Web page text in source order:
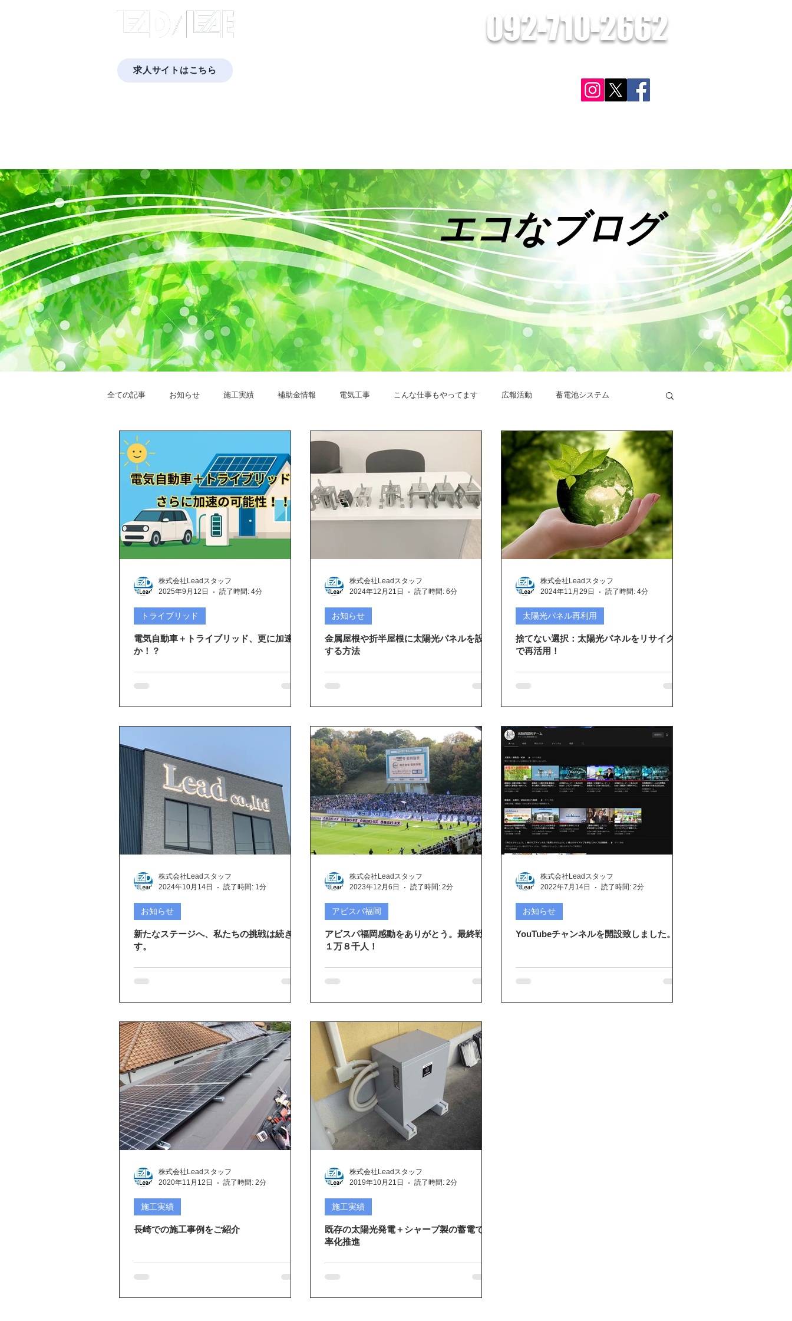
092-710-2662
求人サイトはこちら
エコなブログ
全ての記事 お知らせ 施工実績 補助金情報 電気工事 こんな仕事もやってます 広報活動 蓄電池システム
太陽光発電システム エコキュート カーポート設置 田淵電機
ウッドデッキ設置 ニチコンの蓄電池 ソーラーカーポート 工場に設置 プライバシーポリシー シャープ蓄電池
三菱エコキュート 創蓄連携システム EIBS7 山復興プロジェクト
IHクッキングヒーター 折版屋根に施工 和瓦屋根に施工
電気自動車＋トライブリッド、更に加速
か！？
トライブリッド
株式会社Leadスタッフ
2025年9月12日
読了時間: 4分
金属屋根や折半屋根に太陽光パネルを設置
する方法
お知らせ
株式会社Leadスタッフ
2024年12月21日
読了時間: 6分
捨てない選択：太陽光パネルをリサイクル
で再活用！
太陽光パネル再利用
株式会社Leadスタッフ
2024年11月29日
読了時間: 4分
新たなステージへ、私たちの挑戦は続きま
す。
お知らせ
株式会社Leadスタッフ
2024年10月14日
読了時間: 1分
アビスパ福岡感動をありがとう。最終戦に
１万８千人！
アビスパ福岡
株式会社Leadスタッフ
2023年12月6日
読了時間: 2分
YouTubeチャンネルを開設致しました。
お知らせ
株式会社Leadスタッフ
2022年7月14日
読了時間: 2分
長崎での施工事例をご紹介
施工実績
株式会社Leadスタッフ
2020年11月12日
読了時間: 2分
既存の太陽光発電＋シャープ製の蓄電で効
率化推進
施工実績
株式会社Leadスタッフ
2019年10月21日
読了時間: 2分